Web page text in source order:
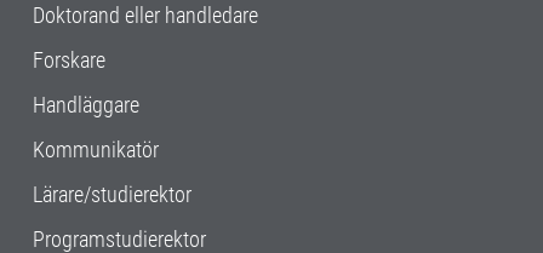
Doktorand eller handledare
Forskare
Handläggare
Kommunikatör
Lärare/studierektor
Programstudierektor